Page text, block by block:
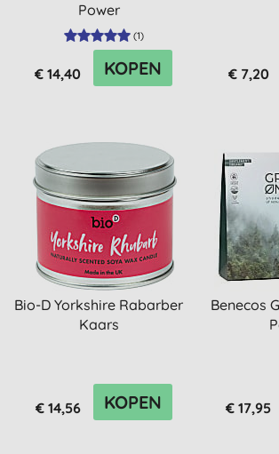
Power
(1)
€ 14,40 KOPEN € 7,20
Bio-D Yorkshire Rabarber
Kaars
€ 14,56 KOPEN
Benecos
€ 17,95